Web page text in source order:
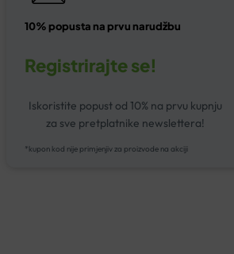
10% popusta na prvu narudžbu
Registrirajte se!
Iskoristite popust od 10% na prvu kupnju
za sve pretplatnike newslettera!
*kupon kod nije primjenjiv za proizvode na akciji